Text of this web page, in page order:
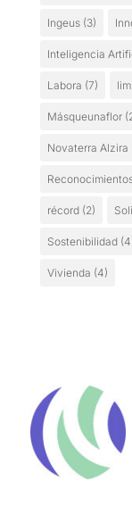
Ingeus(3)
Inteligencia
Labora (7)
Másqueunaflor
Novaterra Alzira
récord(2)
Sostenibilidad
Vivienda (4)